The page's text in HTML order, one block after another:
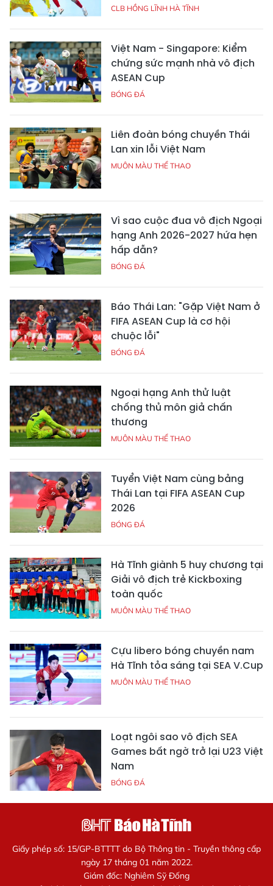
CLB HỒNG LĨNH HÀ TĨNH
Việt Nam - Singapore: Kiểm
chứng sức mạnh nhà vô địch
ASEAN Cup
BÓNG ĐÁ
Liên đoàn bóng chuyền Thái
Lan xin lỗi Việt Nam
MUÔN MÀU THỂ THAO
Vì sao cuộc đua vô địch Ngoại
hạng Anh 2026-2027 hứa hẹn
hấp dẫn?
BÓNG ĐÁ
Báo Thái Lan: "Gặp Việt Nam ở
FIFA ASEAN Cup là cơ hội
chuộc lỗi"
BÓNG ĐÁ
Ngoại hạng Anh thử luật
chống thủ môn giả chấn
thương
MUÔN MÀU THỂ THAO
Tuyển Việt Nam cùng bảng
Thái Lan tại FIFA ASEAN Cup
2026
BÓNG ĐÁ
Hà Tĩnh giành 5 huy chương tại
Giải vô địch trẻ Kickboxing
toàn quốc
MUÔN MÀU THỂ THAO
Cựu libero bóng chuyền nam
Hà Tĩnh tỏa sáng tại SEA V.Cup
MUÔN MÀU THỂ THAO
Loạt ngôi sao vô địch SEA
Games bất ngờ trở lại U23 Việt
Nam
BÓNG ĐÁ
Giấy phép số: 15/GP-BTTTT do Bộ Thông tin - Truyền thông cấp
ngày 17 tháng 01 năm 2022.
Giám đốc: Nghiêm Sỹ Đống